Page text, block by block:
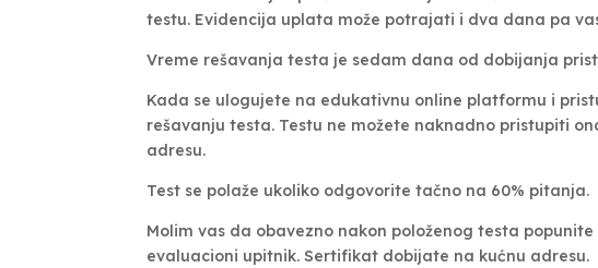
testu. Evidencija uplata može potrajati i dva dana pa
Vreme rešavanja testa je sedam dana od dobijanja
Kada se ulogujete na edukativnu online platformu i
rešavanju testa. Testu ne možete naknadno pristupiti
adresu.
Test se polaže ukoliko odgovorite tačno na 60% pitanja.
Molim vas da obavezno nakon položenog testa
evaluacioni upitnik. Sertifikat dobijate na kućnu adresu.